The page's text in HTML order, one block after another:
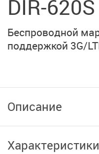
DIR-620S
Беспроводной
поддержкой 3G/
Описание
Характеристики